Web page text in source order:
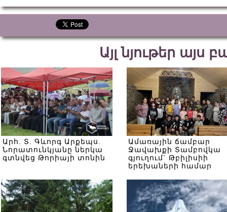
Այլ նյութեր այս
Արհ. Տ. Գևորգ Արքեպս.
Նորատունկյանը ներկա
գտնվեց Թորիայի տոնին
Ամառային ճամբար
Ջավախքի Տամբովկա
գյուղում` Թբիլիսիի
երեխաների համար